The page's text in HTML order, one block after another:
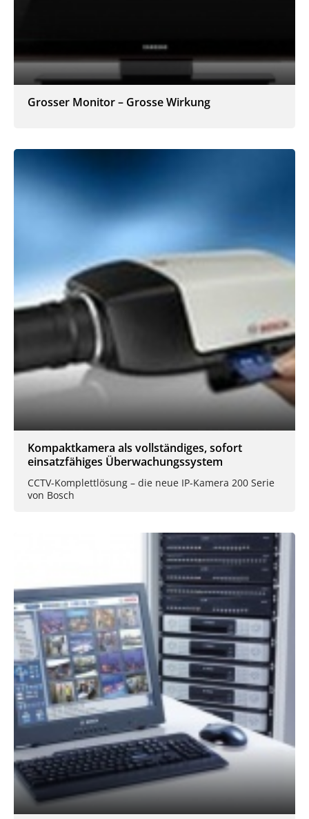
Grosser Monitor – Grosse Wirkung
Kompaktkamera als vollständiges, sofort
einsatzfähiges Überwachungssystem
CCTV-Komplettlösung – die neue IP-Kamera 200 Serie
von Bosch